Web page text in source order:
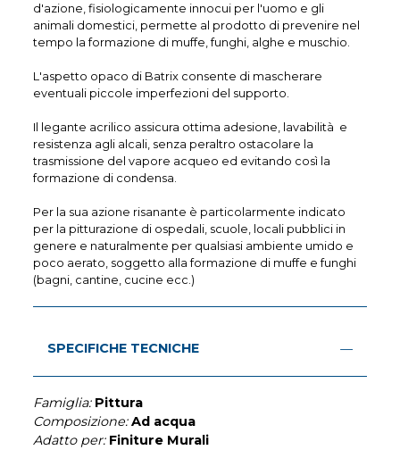
d'azione, fisiologicamente innocui per l'uomo e gli
animali domestici, permette al prodotto di prevenire nel
tempo la formazione di muffe, funghi, alghe e muschio.
L'aspetto opaco di Batrix consente di mascherare
eventuali piccole imperfezioni del supporto.
Il legante acrilico assicura ottima adesione, lavabilità e
resistenza agli alcali, senza peraltro ostacolare la
trasmissione del vapore acqueo ed evitando così la
formazione di condensa.
Per la sua azione risanante è particolarmente indicato
per la pitturazione di ospedali, scuole, locali pubblici in
genere e naturalmente per qualsiasi ambiente umido e
poco aerato, soggetto alla formazione di muffe e funghi
(bagni, cantine, cucine ecc.)
SPECIFICHE TECNICHE
Famiglia: Pittura
Composizione: Ad acqua
Adatto per: Finiture Murali